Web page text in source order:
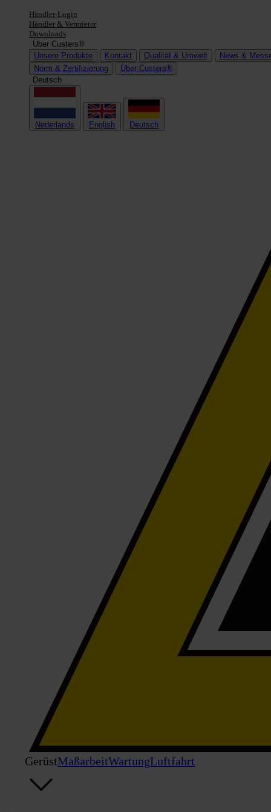
Händler-Login
Händler & Vermieter
Downloads
Über Custers®
Unsere Produkte
Kontakt Qualität & Umwelt
News &
Norm & Zertifizierung
Über Custers®
Deutsch
Nederlands English Deutsch
GerüstMaßarbeitWartungLuftfahrt